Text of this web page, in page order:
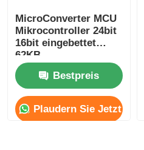
Kommunikations-Antenne
Stecker
Power Management Chip
MicroConverter MCU
Mikrocontroller 24bit
16bit eingebettet
62KB
ADuC847BSZ62-5
Bestpreis
Plaudern Sie Jetzt